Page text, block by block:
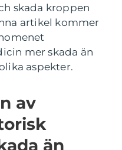
skada kroppen
artikel kommer
mer skada än
aspekter.
av
än